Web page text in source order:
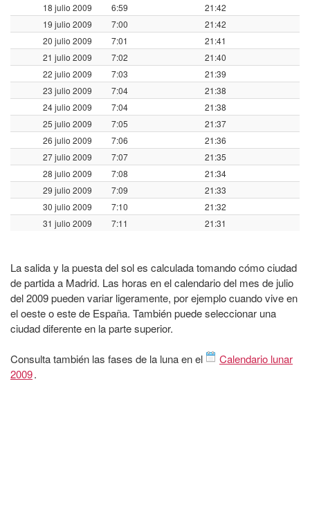
18 julio 2009
6:59
21:42
19 julio 2009
7:00
21:42
20 julio 2009
7:01
21:41
21 julio 2009
7:02
21:40
22 julio 2009
7:03
21:39
23 julio 2009
7:04
21:38
24 julio 2009
7:04
21:38
25 julio 2009
7:05
21:37
26 julio 2009
7:06
21:36
27 julio 2009
7:07
21:35
28 julio 2009
7:08
21:34
29 julio 2009
7:09
21:33
30 julio 2009
7:10
21:32
31 julio 2009
7:11 21:31
La salida y la puesta del sol es calculada tomando cómo ciudad
de partida a Madrid. Las horas en el calendario del mes de julio
del 2009 pueden variar ligeramente, por ejemplo cuando vive en
el oeste o este de España. También puede seleccionar una
ciudad diferente en la parte superior.
Consulta también las fases de la luna en el
Calendario lunar
2009.